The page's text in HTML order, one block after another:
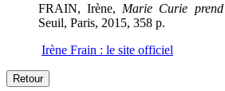
FRAIN, Irène, Marie Curie
Seuil, Paris, 2015, 358 p.
Irène Frain : le site officiel
Retour